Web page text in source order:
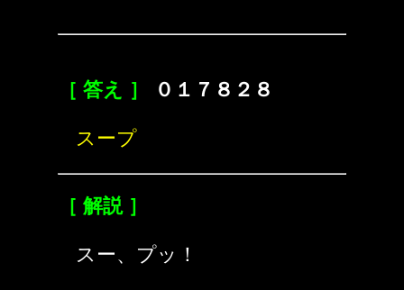
［ 答え ］ ０１７８２８
スープ
［ 解説 ］
スー、プッ！